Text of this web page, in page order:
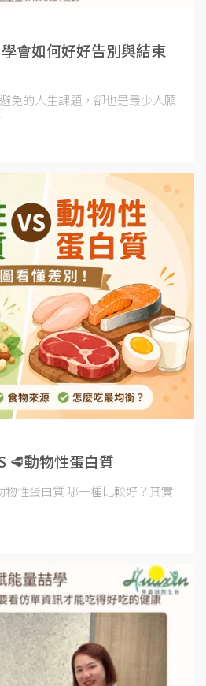
會如何好好告別與結束
免的人生課題，卻也是最少人願
🥩動物性蛋白質
物性蛋白質 哪一種比較好？其實